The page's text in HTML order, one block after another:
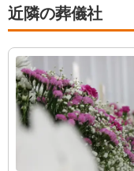
近隣の葬儀社